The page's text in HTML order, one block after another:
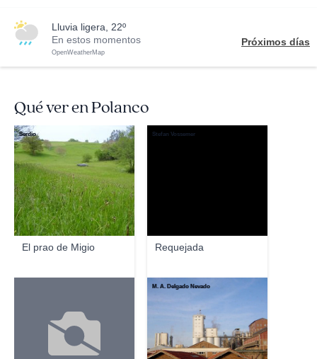
lluvia ligera, 22º
En estos momentos
OpenWeatherMap
Próximos días
Qué ver en Polanco
El prao de Migio
Serdio
Requejada
Stefan Vossemer
M. A. Delgado Nevado